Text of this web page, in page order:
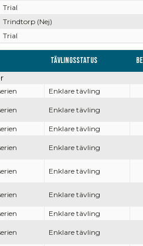
Trial
Trindtorp (Nej)
Trial
Tävlingsstatus
Enklare tävling
Enklare tävling
Enklare tävling
Enklare tävling
Enklare tävling
Enklare tävling
Enklare tävling
Enklare tävling